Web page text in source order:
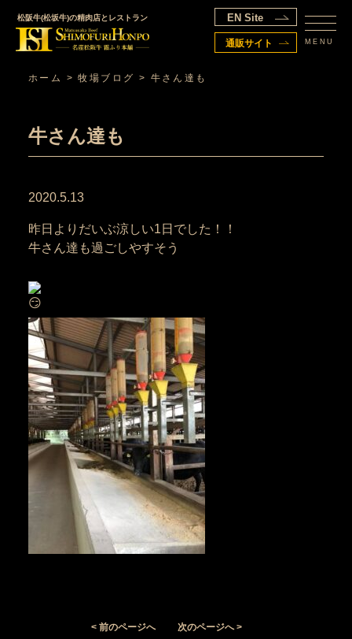
松阪牛(松坂牛)の精肉店とレストラン
通販サイト
EN Site
MENU
ホーム >牧場ブログ > 牛さん達も
牛さん達も
2020.5.13
昨日よりだいぶ涼しい1日でした！！
牛さん達も過ごしやすそう
< 前のページへ 次のページへ >